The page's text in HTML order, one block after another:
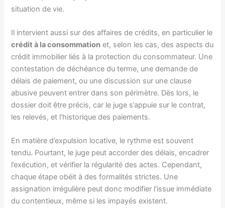
situation de vie.
Il intervient aussi sur des affaires de crédits, en particulier le
crédit à la consommation et, selon les cas, des aspects du
crédit immobilier liés à la protection du consommateur. Une
contestation de déchéance du terme, une demande de
délais de paiement, ou une discussion sur une clause
abusive peuvent entrer dans son périmètre. Dès lors, le
dossier doit être précis, car le juge s’appuie sur le contrat,
les relevés, et l’historique des paiements.
En matière d’expulsion locative, le rythme est souvent
tendu. Pourtant, le juge peut accorder des délais, encadrer
l’exécution, et vérifier la régularité des actes. Cependant,
chaque étape obéit à des formalités strictes. Une
assignation irrégulière peut donc modifier l’issue immédiate
du contentieux, même si les impayés existent.